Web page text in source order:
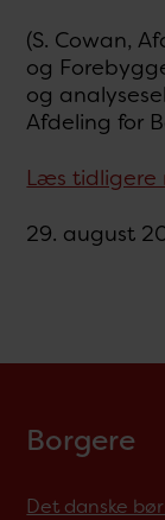
(S. Cowan,
og
og
Afdeling for
Læs tidligere
29. august
Borgere
Det danske